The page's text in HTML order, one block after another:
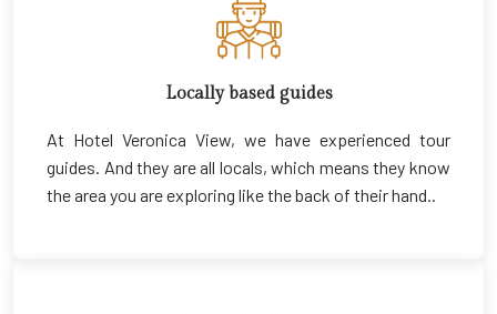
Locally based guides
At Hotel Veronica View, we have experienced tour
guides. And they are all locals, which means they know
the area you are exploring like the back of their hand..